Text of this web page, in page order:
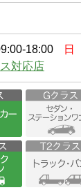
18:00 日
対応店